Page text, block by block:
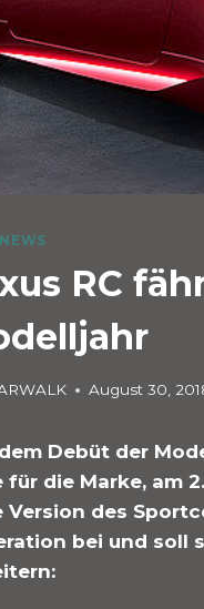
RC
August 30,
Debüt der
für die Marke, am
Version des
bei und soll